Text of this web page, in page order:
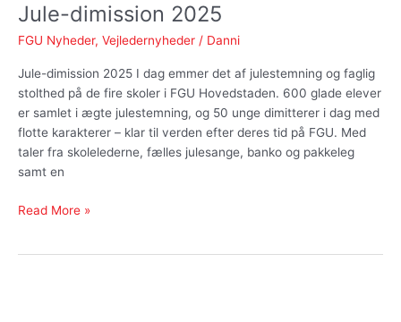
Jule-dimission 2025
FGU Nyheder, Vejledernyheder / Danni
Jule-dimission 2025 I dag emmer det af julestemning og faglig
stolthed på de fire skoler i FGU Hovedstaden. 600 glade elever
er samlet i ægte julestemning, og 50 unge dimitterer i dag med
flotte karakterer – klar til verden efter deres tid på FGU. Med
taler fra skolelederne, fælles julesange, banko og pakkeleg
samt en
2025
Read More »